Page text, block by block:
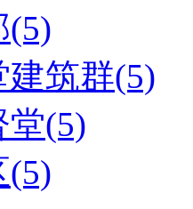
(5)
筑群(5)
堂(5)
(5)